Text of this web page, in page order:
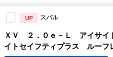
UP スバル
ＸＶ ２．０ｅ－Ｌ アイサ
イトセイフティプラス ルー